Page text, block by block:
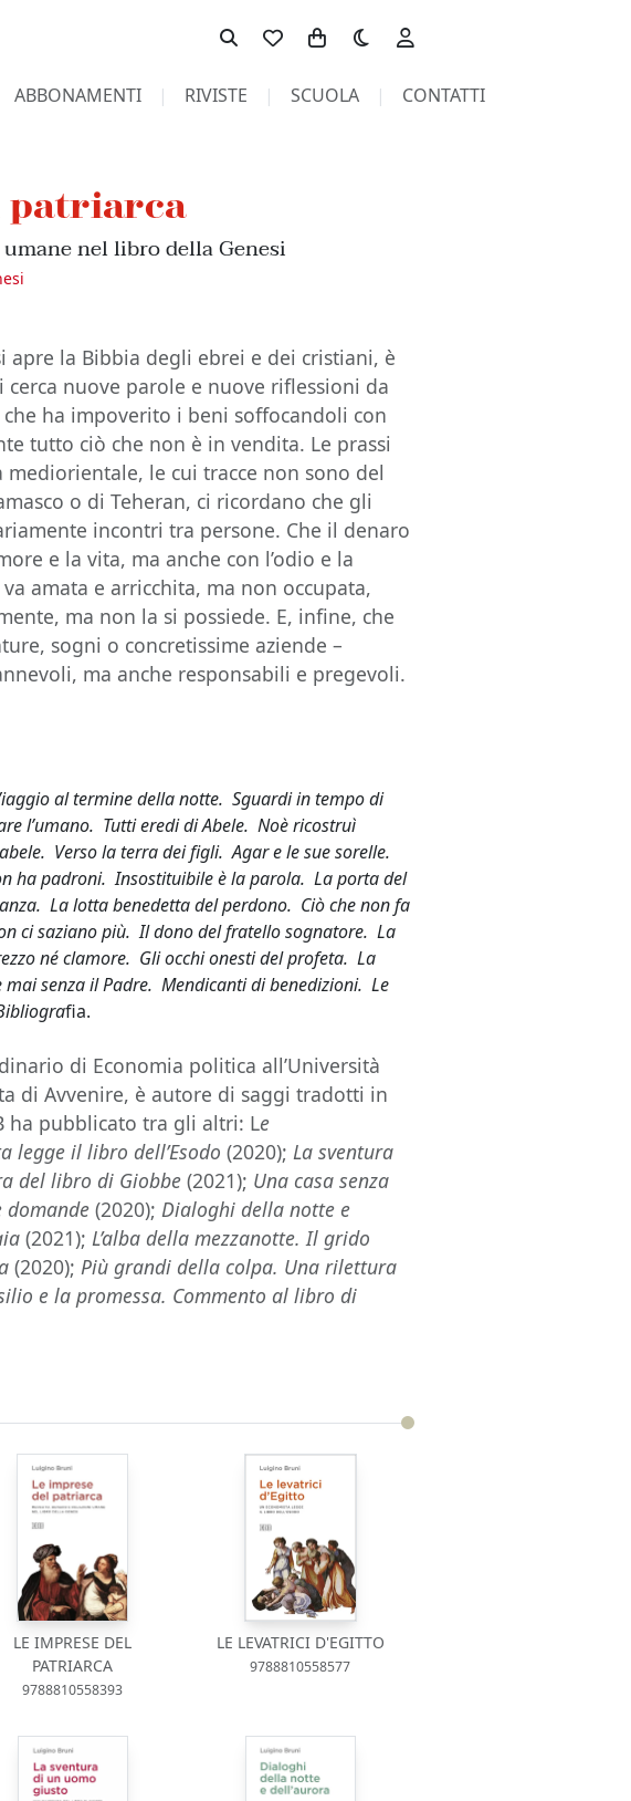
Toggle theme
ABBONAMENTI RIVISTE SCUOLA CONTATTI
patriarca
nel libro della Genesi
apre la Bibbia degli ebrei e dei cristiani, è
nuove parole e nuove riflessioni da
ha impoverito i beni soffocandoli con
tutto ciò che non è in vendita. Le prassi
mediorientale, le cui tracce non sono del
o di Teheran, ci ricordano che gli
incontri tra persone. Che il denaro
e la vita, ma anche con l’odio e la
amata e arricchita, ma non occupata,
ma non la si possiede. E, infine, che
sogni o concretissime aziende –
ma anche responsabili e pregevoli.
al termine della notte. Sguardi in tempo di
l’umano. Tutti eredi di Abele. Noè ricostruì
Verso la terra dei figli. Agar e le sue sorelle.
ha padroni. Insostituibile è la parola. La porta del
La lotta benedetta del perdono. Ciò che non fa
ci saziano più. Il dono del fratello sognatore. La
né clamore. Gli occhi onesti del profeta. La
senza il Padre. Mendicanti di benedizioni. Le
fia.
di Economia politica all’Università
di Avvenire, è autore di saggi tradotti in
ha pubblicato tra gli altri: Le
legge il libro dell’Esodo (2020);La sventura
del libro di Giobbe (2021); Una casa senza
(2020);Dialoghi della notte e
(2021);L’alba della mezzanotte. Il grido
(2020);Più grandi della colpa. Una rilettura
e la promessa. Commento al libro di
LE IMPRESE DEL
PATRIARCA
9788810558393
LE LEVATRICI D'EGITTO
9788810558577